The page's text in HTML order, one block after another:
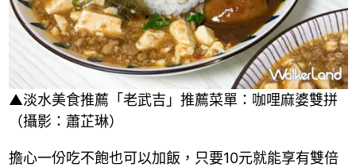
▲淡水美食推薦「老武吉」推薦菜單：咖哩麻婆雙拼
（攝影：蕭芷琳）
擔心一份吃不飽也可以加飯，只要10元就能享有雙倍